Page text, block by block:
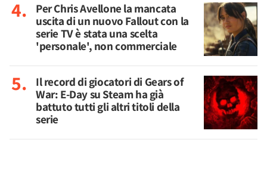
Per Chris Avellone la mancata
uscita di un nuovo Fallout con la
serie TV è stata una scelta
'personale', non commerciale
Il record di giocatori di Gears of
War: E-Day su Steam ha già
battuto tutti gli altri titoli della
serie